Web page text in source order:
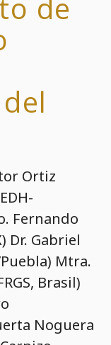
de
Ortiz
Fernando
Dr. Gabriel
Mtra.
Brasil)
Noguera